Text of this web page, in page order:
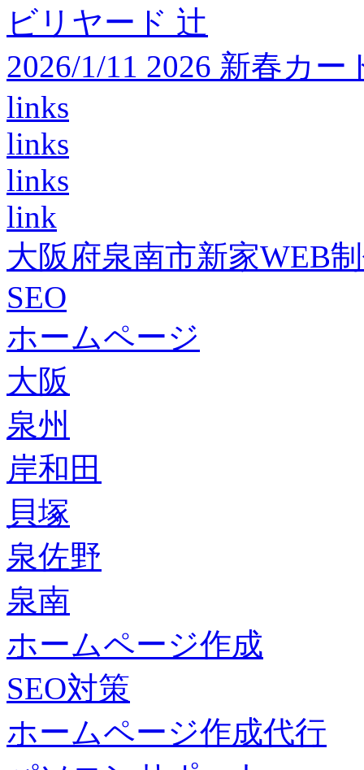
ビリヤード 辻
2026/1/11 2026 新春カ
links
links
links
link
大阪府泉南市新家WEB
SEO
ホームページ
大阪
泉州
岸和田
貝塚
泉佐野
泉南
ホームページ作成
SEO対策
ホームページ作成代行